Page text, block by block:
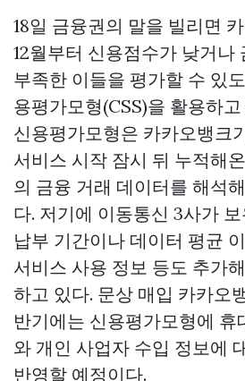
18일 금융권의 말을 빌리면
12월부터 신용점수가 낮거나
부족한 이들을 평가할 수 있
용평가모형(CSS)을 활용하
신용평가모형은 카카오뱅크
서비스 시작 잠시 뒤 누적해
의 금융 거래 데이터를 해석
다. 저기에 이동통신 3사가
납부 기간이나 데이터 평균
서비스 사용 정보 등도 추가
하고 있다. 문상 매입 카카오
반기에는 신용평가모형에 휴
와 개인 사업자 수입 정보에
반영할 예정이다.